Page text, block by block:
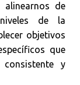
alinearnos de
de la
objetivos
que
y